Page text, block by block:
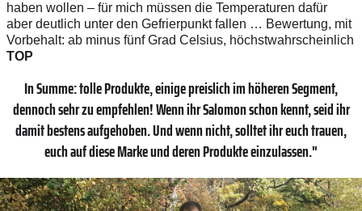
haben wollen – für mich müssen die Temperaturen dafür
aber deutlich unter den Gefrierpunkt fallen … Bewertung, mit
Vorbehalt: ab minus fünf Grad Celsius, höchstwahrscheinlich
TOP
In Summe: tolle Produkte, einige preislich im höheren Segment,
dennoch sehr zu empfehlen! Wenn ihr Salomon schon kennt, seid ihr
damit bestens aufgehoben. Und wenn nicht, solltet ihr euch trauen,
euch auf diese Marke und deren Produkte einzulassen."